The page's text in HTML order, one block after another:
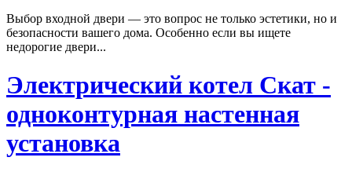
Выбор входной двери — это вопрос не только эстетики, но и
безопасности вашего дома. Особенно если вы ищете
недорогие двери...
Электрический котел Скат -
одноконтурная настенная
установка